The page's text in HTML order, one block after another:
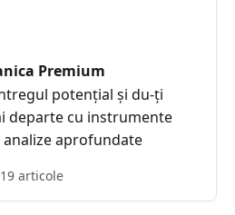
Premium
potențial și du-ți
departe cu instrumente
aprofundate
19 articole